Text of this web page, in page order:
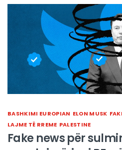
BASHKIMI EUROPIAN ELON MUSK
LAJME TË RREME PALESTINE
Fake news për